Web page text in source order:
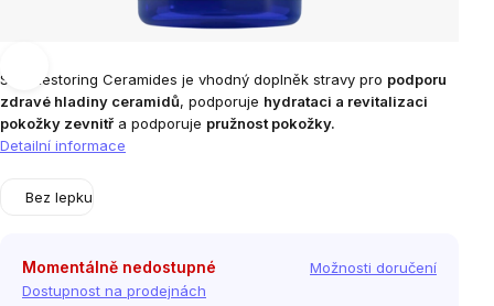
Skin Restoring Ceramides je vhodný doplněk stravy pro podporu
zdravé hladiny ceramidů, podporuje hydrataci a revitalizaci
pokožky zevnitř a podporuje pružnost pokožky.
Detailní informace
Bez lepku
Momentálně nedostupné
Dostupnost na prodejnách
Možnosti doručení